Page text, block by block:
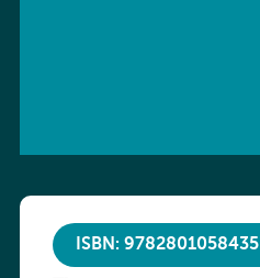
ISBN: 9782801058435